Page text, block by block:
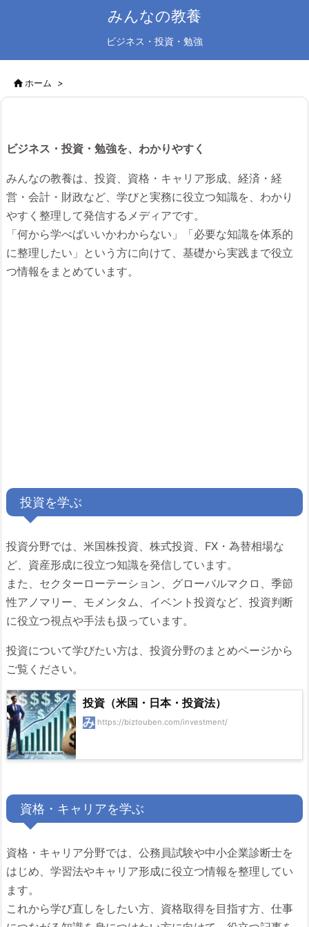
みんなの教養
ビジネス・投資・勉強
ホーム >
ビジネス・投資・勉強を、わかりやすく
みんなの教養は、投資、資格・キャリア形成、経済・経
営・会計・財政など、学びと実務に役立つ知識を、わかり
やすく整理して発信するメディアです。
「何から学べばいいかわからない」「必要な知識を体系的
に整理したい」という方に向けて、基礎から実践まで役立
つ情報をまとめています。
投資を学ぶ
投資分野では、米国株投資、株式投資、FX・為替相場な
ど、資産形成に役立つ知識を発信しています。
また、セクターローテーション、グローバルマクロ、季節
性アノマリー、モメンタム、イベント投資など、投資判断
に役立つ視点や手法も扱っています。
投資について学びたい方は、投資分野のまとめページから
ご覧ください。
投資（米国・日本・投資法）
https://biztouben.com/investment/
資格・キャリアを学ぶ
資格・キャリア分野では、公務員試験や中小企業診断士を
はじめ、学習法やキャリア形成に役立つ情報を整理してい
ます。
これから学び直しをしたい方、資格取得を目指す方、仕事